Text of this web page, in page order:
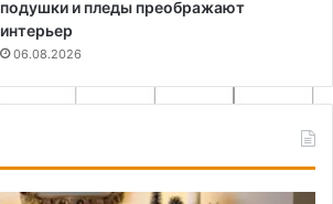
подушки и пледы преображают
интерьер
06.08.2026